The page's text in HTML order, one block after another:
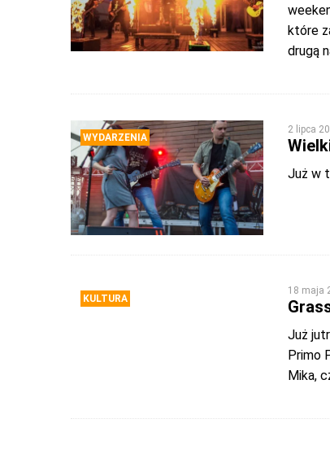
które
drugą
WYDARZENIA
2 lipca
Już w
KULTURA
18 maja
Już
Primo
Mika,